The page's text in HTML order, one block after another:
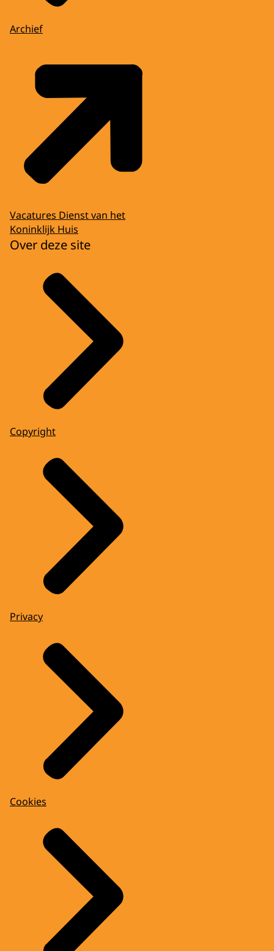
Archief
Vacatures Dienst van het
Koninklijk Huis
Over deze site
Copyright
Privacy
Cookies